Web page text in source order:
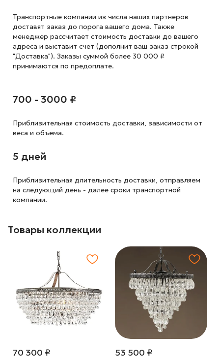
Транспортные компании из числа наших партнеров
доставят заказ до порога вашего дома. Также
менеджер рассчитает стоимость доставки до вашего
адреса и выставит счет (дополнит ваш заказ строкой
"Доставка"). Заказы суммой более 30 000 ₽
принимаются по предоплате.
700 - 3000 ₽
Приблизительная стоимость доставки, зависимости от
веса и объема.
5 дней
Приблизительная длительность доставки, отправляем
на следующий день - далее сроки транспортной
компании.
Товары коллекции
70 300 ₽ 53 500 ₽